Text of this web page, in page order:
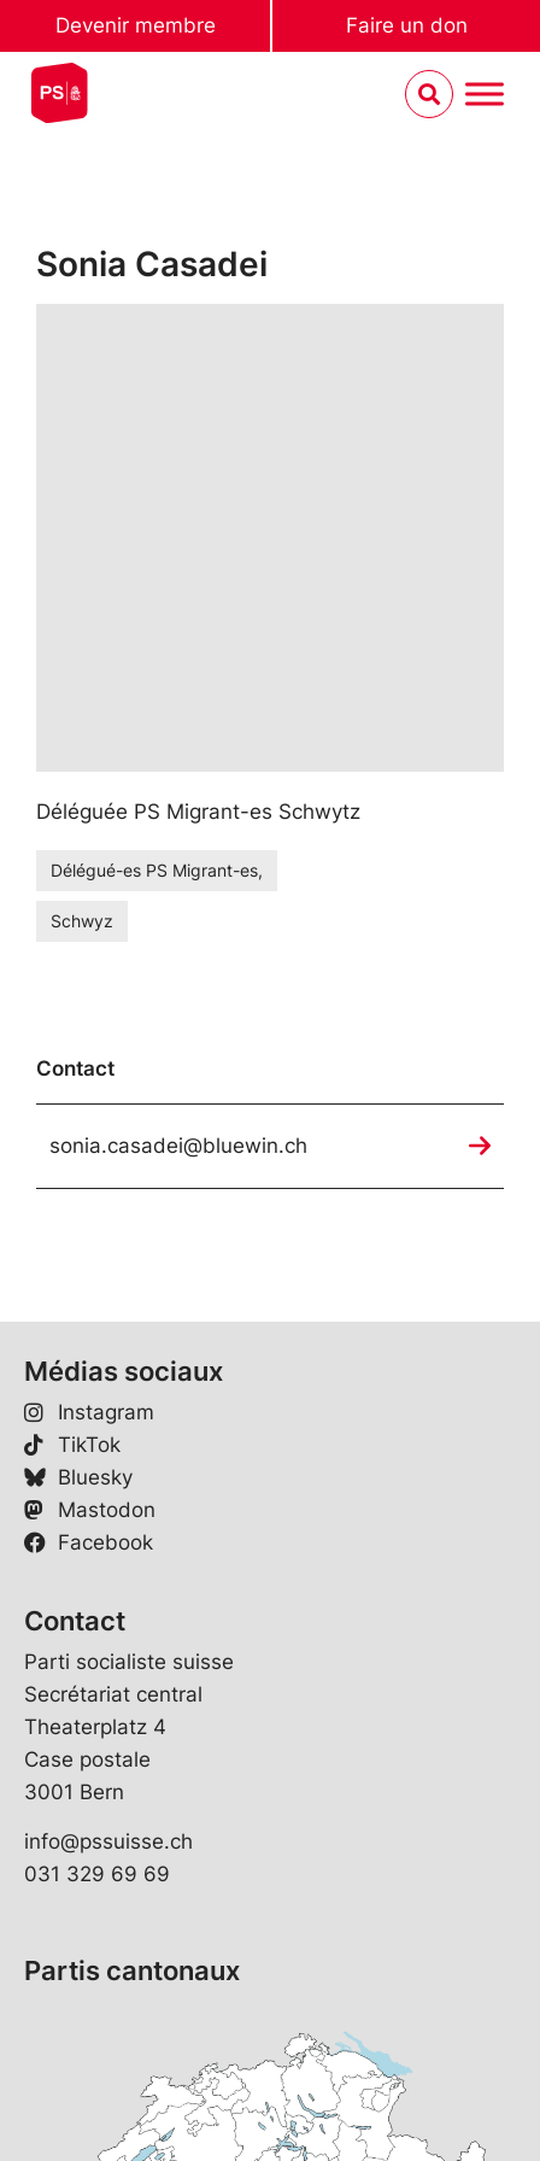
Devenir membre Faire un don
Sonia Casadei
Déléguée PS Migrant-es Schwytz
Délégué-es PS Migrant-es,
Schwyz
Contact
sonia.casadei@bluewin.ch
Médias sociaux
Instagram
TikTok
Bluesky
Mastodon
Facebook
Contact
Parti socialiste suisse
Secrétariat central
Theaterplatz 4
Case postale
3001 Bern
info@pssuisse.ch
031 329 69 69
Partis cantonaux